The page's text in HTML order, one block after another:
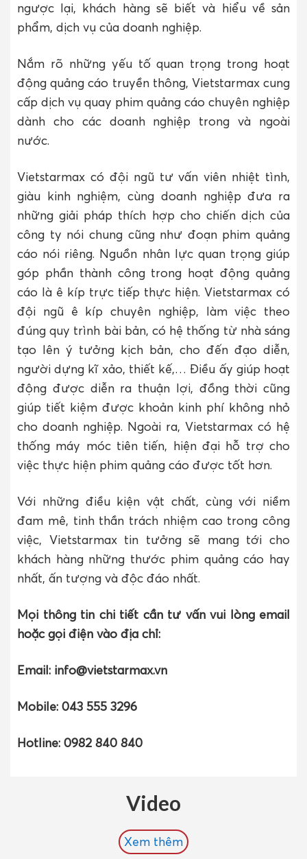
ngược lại, khách hàng sẽ biết và hiểu về sản
phẩm, dịch vụ của doanh nghiệp.
Nắm rõ những yếu tố quan trọng trong hoạt
động quảng cáo truyền thông, Vietstarmax cung
cấp dịch vụ quay phim quảng cáo chuyên nghiệp
dành cho các doanh nghiệp trong và ngoài
nước.
Vietstarmax có đội ngũ tư vấn viên nhiệt tình,
giàu kinh nghiệm, cùng doanh nghiệp đưa ra
những giải pháp thích hợp cho chiến dịch của
công ty nói chung cũng như đoạn phim quảng
cáo nói riêng. Nguồn nhân lực quan trọng giúp
góp phần thành công trong hoạt động quảng
cáo là ê kíp trực tiếp thực hiện. Vietstarmax có
đội ngũ ê kíp chuyên nghiệp, làm việc theo
đúng quy trình bài bản, có hệ thống từ nhà sáng
tạo lên ý tưởng kịch bản, cho đến đạo diễn,
người dựng kĩ xảo, thiết kế,… Điều ấy giúp hoạt
động được diễn ra thuận lợi, đồng thời cũng
giúp tiết kiệm được khoản kinh phí không nhỏ
cho doanh nghiệp. Ngoài ra, Vietstarmax có hệ
thống máy móc tiên tiến, hiện đại hỗ trợ cho
việc thực hiện phim quảng cáo được tốt hơn.
Với những điều kiện vật chất, cùng với niềm
đam mê, tinh thần trách nhiệm cao trong công
việc, Vietstarmax tin tưởng sẽ mang tới cho
khách hàng những thước phim quảng cáo hay
nhất, ấn tượng và độc đáo nhất.
Mọi thông tin chi tiết cần tư vấn vui lòng email
hoặc gọi điện vào địa chỉ:
Email: info@vietstarmax.vn
Mobile: 043 555 3296
Hotline: 0982 840 840
Video
Xem thêm